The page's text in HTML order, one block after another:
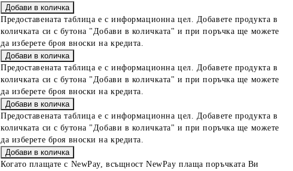
Предоставената таблица е с информационна цел. Добавете продукта в
количката си с бутона "Добави в количката" и при поръчка ще можете
да изберете броя вноски на кредита.
Предоставената таблица е с информационна цел. Добавете продукта в
количката си с бутона "Добави в количката" и при поръчка ще можете
да изберете броя вноски на кредита.
Предоставената таблица е с информационна цел. Добавете продукта в
количката си с бутона "Добави в количката" и при поръчка ще можете
да изберете броя вноски на кредита.
Когато плащате с NewPay, всъщност NewPay плаща поръчката Ви